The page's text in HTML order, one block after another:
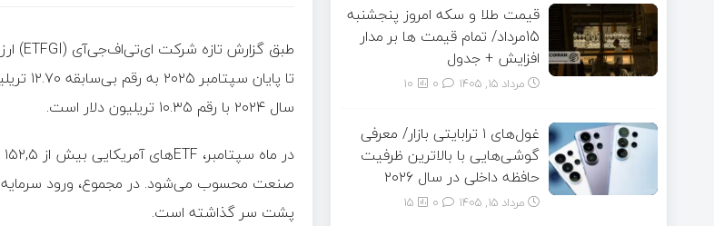
سال ۲۰۲۴ با رقم ۱۰.۳۵ تریلیون دلار است.
پشت سر گذاشته است.
قیمت طلا و سکه امروز پنجشنبه
15مرداد/ تمام قیمت ها بر مدار
افزایش + جدول
مرداد ۱۵, ۱۴۰۵ 10
غول‌های ۱ ترابایتی بازار/ معرفی
گوشی‌هایی با بالاترین ظرفیت
حافظه داخلی در سال ۲۰۲۶
مرداد ۱۵, ۱۴۰۵ 15